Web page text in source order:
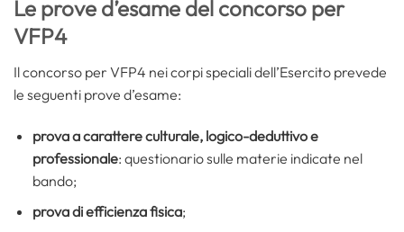
Le prove d’esame del concorso per
VFP4
Il concorso per VFP4 nei corpi speciali dell’Esercito prevede
le seguenti prove d’esame:
prova a carattere culturale, logico-deduttivo e
professionale: questionario sulle materie indicate nel
bando;
prova di efficienza fisica;